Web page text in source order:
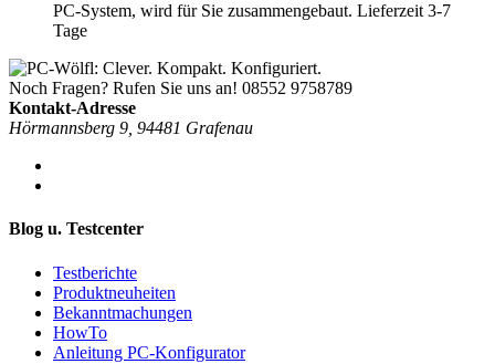
PC-System, wird für Sie zusammengebaut. Lieferzeit 3-7
Tage
Noch Fragen? Rufen Sie uns an! 08552 9758789
Kontakt-Adresse
Hörmannsberg 9, 94481 Grafenau
Blog u. Testcenter
Testberichte
Produktneuheiten
Bekanntmachungen
HowTo
Anleitung PC-Konfigurator